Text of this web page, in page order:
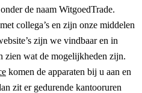
de naam WitgoedTrade.
collega’s en zijn onze middelen
zijn we vindbaar en in
zien wat de mogelijkheden zijn.
komen de apparaten bij u aan en
zit er gedurende kantooruren